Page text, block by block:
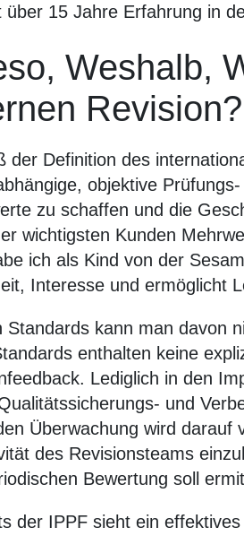
über 15 Jahre Erfahrung in
Weshalb,
Revision?
der Definition des
objektive
zu schaffen und die
wichtigsten Kunden
ich als Kind von der
Interesse und ermöglicht
Standards kann man davon
enthalten keine
Lediglich in den
und
Überwachung wird
des Revisionsteams
Bewertung soll
der IPPF sieht ein